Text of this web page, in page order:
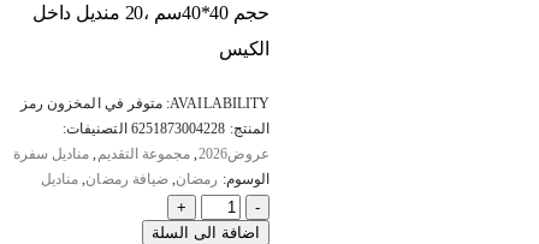
حجم 40*40سم ،20 منديل داخل
الكيس
AVAILABILITY: متوفر في المخزون رمز
المنتج: 6251873004228 التصنيفات:
عروض2026
مجموعة التقديم
مناديل سفرة
الوسوم: رمضان ضيافة رمضان مناديل
-
+
اضافة الى السلة